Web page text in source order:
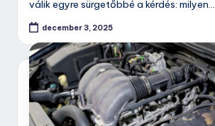
válik egyre sürgetőbbé a kérdés: milyen…
december 3, 2025